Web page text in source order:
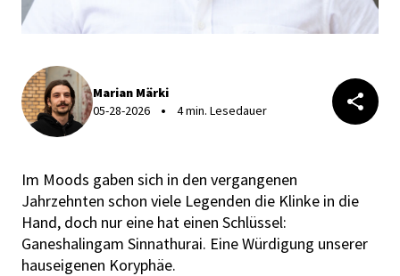
Marian Märki
05-28-2026
4 min. Lesedauer
Im Moods gaben sich in den vergangenen
Jahrzehnten schon viele Legenden die Klinke in die
Hand, doch nur eine hat einen Schlüssel:
Ganeshalingam Sinnathurai. Eine Würdigung unserer
hauseigenen Koryphäe.